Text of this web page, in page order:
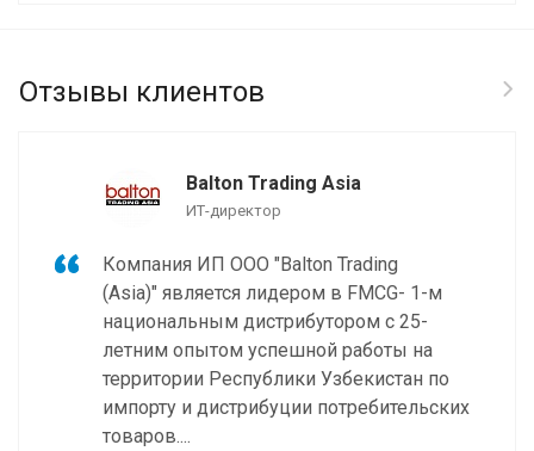
Отзывы клиентов
Balton Trading Asia
ИТ-директор
Компания ИП ООО "Balton Trading
(Asia)" является лидером в FMCG- 1-м
национальным дистрибутором с 25-
летним опытом успешной работы на
территории Республики Узбекистан по
импорту и дистрибуции потребительских
товаров....